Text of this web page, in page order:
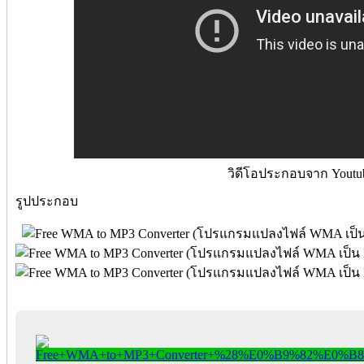
วิดีโอประกอบจาก
รูปประกอบ